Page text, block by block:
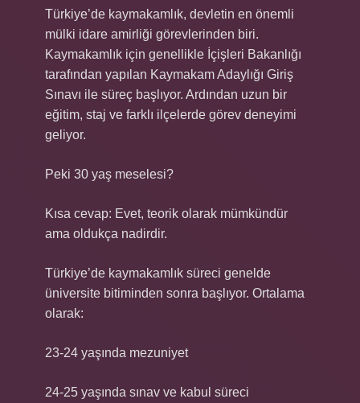
Türkiye’de kaymakamlık, devletin en önemli
mülki idare amirliği görevlerinden biri.
Kaymakamlık için genellikle İçişleri Bakanlığı
tarafından yapılan Kaymakam Adaylığı Giriş
Sınavı ile süreç başlıyor. Ardından uzun bir
eğitim, staj ve farklı ilçelerde görev deneyimi
geliyor.
Peki 30 yaş meselesi?
Kısa cevap: Evet, teorik olarak mümkündür
ama oldukça nadirdir.
Türkiye’de kaymakamlık süreci genelde
üniversite bitiminden sonra başlıyor. Ortalama
olarak:
23-24 yaşında mezuniyet
24-25 yaşında sınav ve kabul süreci